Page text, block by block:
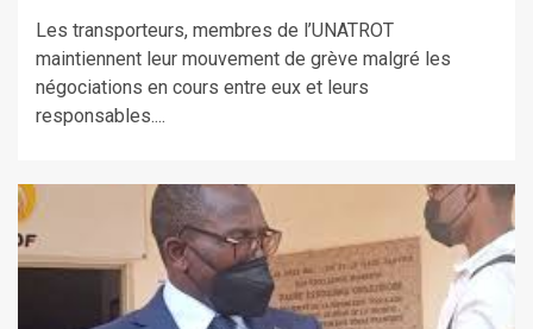
Les transporteurs, membres de l’UNATROT
maintiennent leur mouvement de grève malgré les
négociations en cours entre eux et leurs
responsables....